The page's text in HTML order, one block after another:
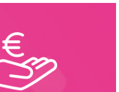
30km